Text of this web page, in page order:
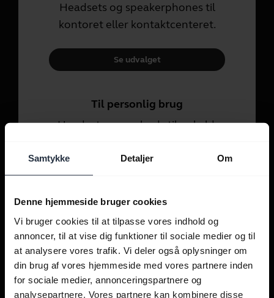
Samtykke Detaljer Om
Denne hjemmeside bruger cookies
Vi bruger cookies til at tilpasse vores indhold og
annoncer, til at vise dig funktioner til sociale medier og til
at analysere vores trafik. Vi deler også oplysninger om
din brug af vores hjemmeside med vores partnere inden
for sociale medier, annonceringspartnere og
analysepartnere. Vores partnere kan kombinere disse
Headsets og speakerphones til
kontoret eller kontaktcenteret.
Se udvalget
Til personlig brug
Headsets og earbuds til opkald,
Få hjælp